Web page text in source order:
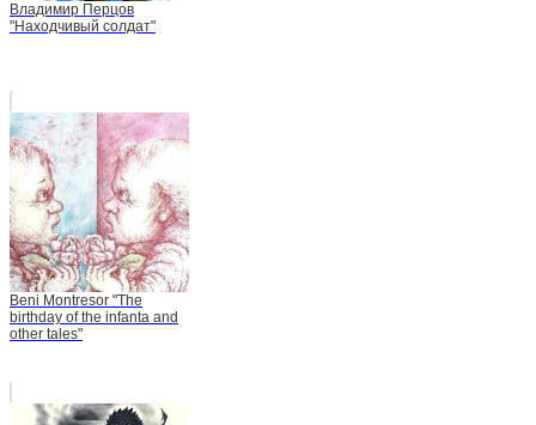
Владимир Перцов
"Находчивый солдат"
Beni Montresor "The
birthday of the infanta and
other tales"